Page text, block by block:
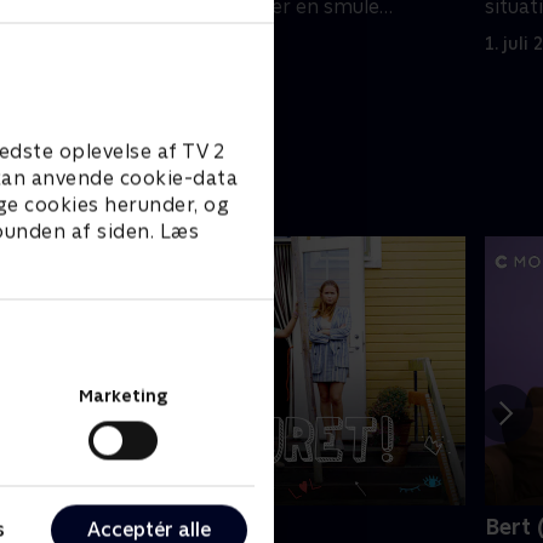
oplevelse af TV 2
anvende cookie-data
cookies herunder, og
af siden. Læs
Marketing
Acceptér alle
Trekantslivet bliver en smule
Jade
1. juli
vejret Bert